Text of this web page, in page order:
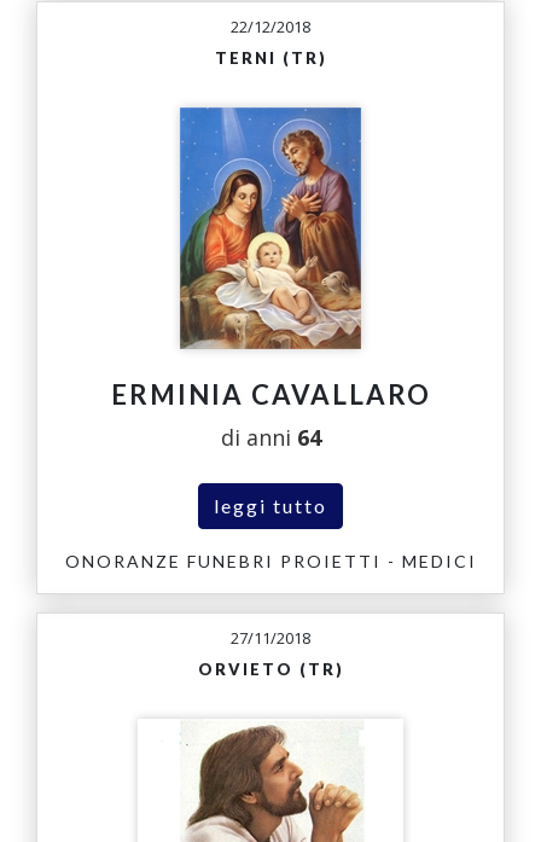
22/12/2018
TERNI (TR)
ERMINIA CAVALLARO
di anni 64
leggi tutto
ONORANZE FUNEBRI PROIETTI - MEDICI
27/11/2018
ORVIETO (TR)